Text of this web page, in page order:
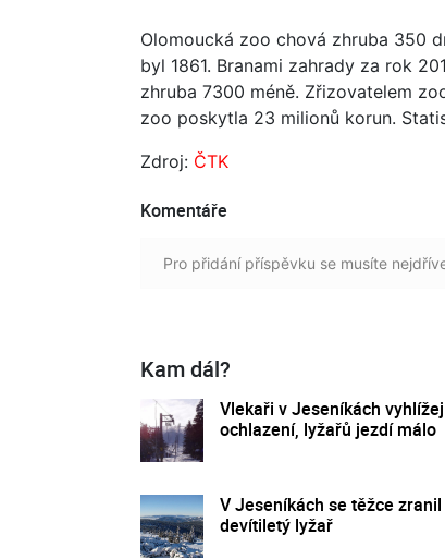
Olomoucká zoo chová zhruba 350
byl 1861. Branami zahrady za rok
zhruba 7300 méně. Zřizovatelem
zoo poskytla 23 milionů korun.
Zdroj: ČTK
Komentáře
Pro přidání příspěvku se musíte
Kam dál?
Vlekaři v Jeseníkách
ochlazení, lyžařů jezdí málo
V Jeseníkách se těžce zranil
devítiletý lyžař